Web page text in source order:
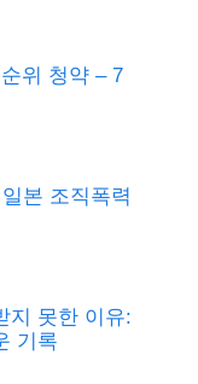
위 청약 – 7
본 조직폭력
지 못한 이유:
기록